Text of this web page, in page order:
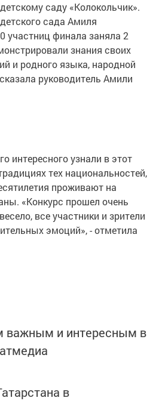
саду «Колокольчик».
сада Амиля
участниц финала заняла 2
знания своих
и родного языка, народной
руководитель Амили
интересного узнали в этот
тех национальностей,
проживают на
«Конкурс прошел очень
все участники и зрители
эмоций», - отметила
важным и интересным в
в